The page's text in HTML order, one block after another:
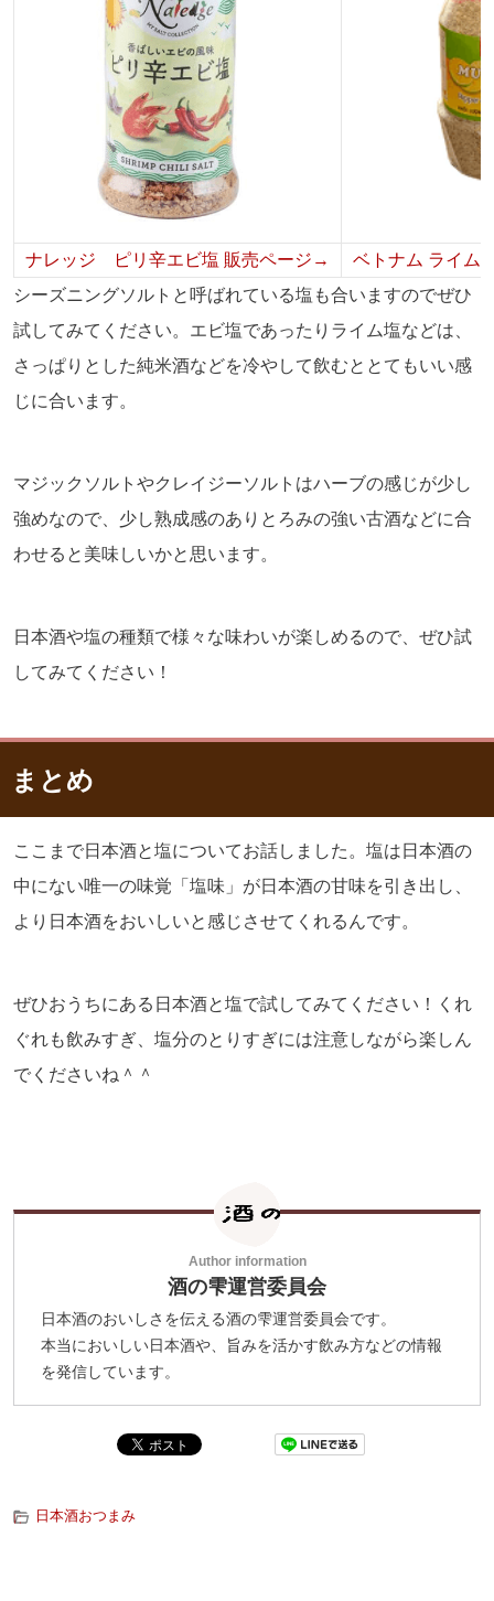
ナレッジ ピリ辛エビ塩 販売ページ→
ベトナム ライ
シーズニングソルトと呼ばれている塩も合いますのでぜひ
試してみてください。エビ塩であったりライム塩などは、
さっぱりとした純米酒などを冷やして飲むととてもいい感
じに合います。
マジックソルトやクレイジーソルトはハーブの感じが少し
強めなので、少し熟成感のありとろみの強い古酒などに合
わせると美味しいかと思います。
日本酒や塩の種類で様々な味わいが楽しめるので、ぜひ試
してみてください！
まとめ
ここまで日本酒と塩についてお話しました。塩は日本酒の
中にない唯一の味覚「塩味」が日本酒の甘味を引き出し、
より日本酒をおいしいと感じさせてくれるんです。
ぜひおうちにある日本酒と塩で試してみてください！くれ
ぐれも飲みすぎ、塩分のとりすぎには注意しながら楽しん
でくださいね＾＾
酒の雫運営委員会
日本酒のおいしさを伝える酒の雫運営委員会です。
本当においしい日本酒や、旨みを活かす飲み方などの情報
を発信しています。
日本酒おつまみ